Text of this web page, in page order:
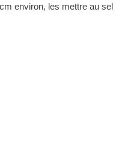
environ, les mettre au sel